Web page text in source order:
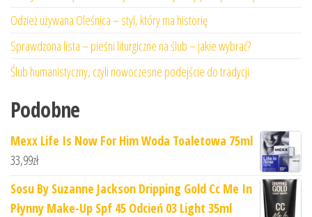
Odzież używana Oleśnica – styl, który ma historię
Sprawdzona lista – pieśni liturgiczne na ślub – jakie wybrać?
Ślub humanistyczny, czyli nowoczesne podejście do tradycji
Podobne
Mexx Life Is Now For Him Woda Toaletowa 75ml
33,99zł
Sosu By Suzanne Jackson Dripping Gold Cc Me In
Płynny Make-Up Spf 45 Odcień 03 Light 35ml